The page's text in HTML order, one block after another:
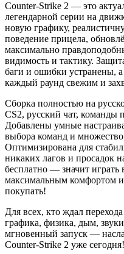
Counter-Strike 2 — это
легендарной серии на
новую графику,
поведение прицела,
максимально
видимость и тактику.
баги и ошибки устранены,
каждый раунд свежим и
Сборка полностью на
CS2, русский чат, команды
Добавлены умные
выбора команд и
Оптимизирована для
никаких лагов и просадок
бесплатно — значит
максимальным комфортом и
покупать!
Для всех, кто ждал
графика, физика, дым,
мгновенный запуск —
Counter-Strike 2 уже сегодня!